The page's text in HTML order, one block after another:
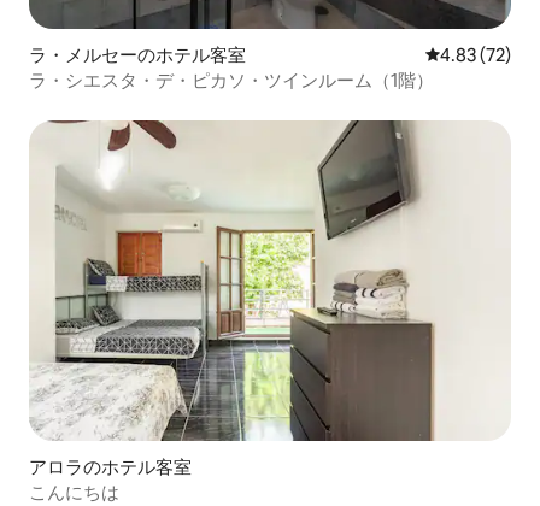
ラ・メルセーのホテル客室 レビュー72
4.83 (72)
ラ・シエスタ・デ・ピカソ・ツインルーム（1階）
アロラのホテル客室
こんにちは